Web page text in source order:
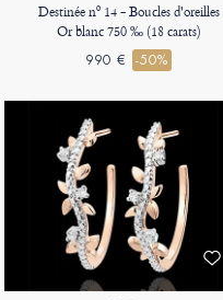
Destinée nº 14 - Boucles d'oreilles
Or blanc 750 ‰ (18 carats)
990 € -50%